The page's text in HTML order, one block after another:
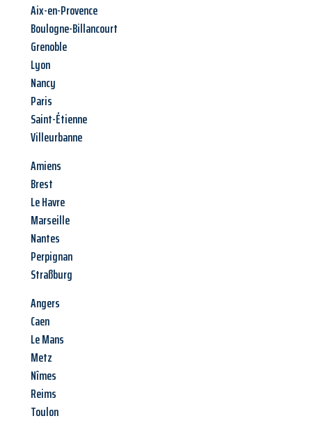
Aix-en-Provence
Boulogne-Billancourt
Grenoble
Lyon
Nancy
Paris
Saint-Étienne
Villeurbanne
Amiens
Brest
Le Havre
Marseille
Nantes
Perpignan
Straßburg
Angers
Caen
Le Mans
Metz
Nîmes
Reims
Toulon